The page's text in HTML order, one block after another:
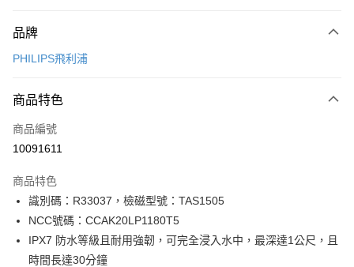
信用卡一次付款
3 期 0 利率 每期
合作金庫商業銀行
上海商業儲蓄銀行
臺灣中小企業銀行
匯豐（台灣）商業銀行
華泰商業銀行
聯邦商業銀行
元大商業銀行
永豐商業銀行
玉山商業銀行
LINE Pay
Apple Pay
街口支付
悠遊付
ATM付款
品牌
PHILIPS飛利浦
商品特色
商品編號
10091611
商品特色
識別碼：R33037，檢磁型號：TAS1505
NCC號碼：CCAK20LP1180T5
IPX7 防水等級且耐用強韌，可完全浸入水中，最深達1公尺，且
時間長達30分鐘